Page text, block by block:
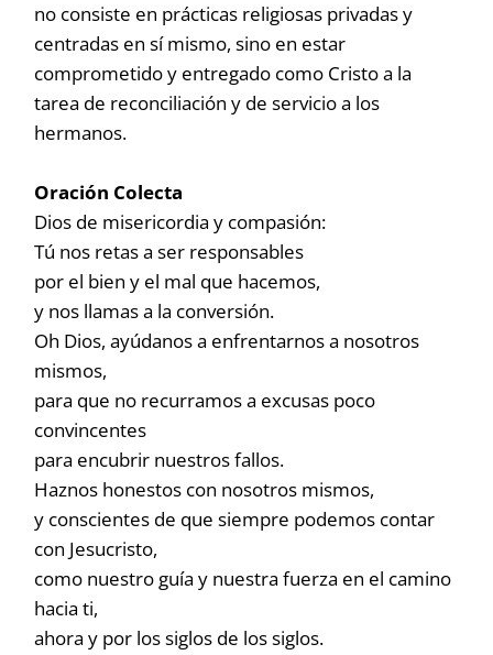
no consiste en prácticas religiosas privadas y
centradas en sí mismo, sino en estar
comprometido y entregado como Cristo a la
tarea de reconciliación y de servicio a los
hermanos.
Oración Colecta
Dios de misericordia y compasión:
Tú nos retas a ser responsables
por el bien y el mal que hacemos,
y nos llamas a la conversión.
Oh Dios, ayúdanos a enfrentarnos a nosotros
mismos,
para que no recurramos a excusas poco
convincentes
para encubrir nuestros fallos.
Haznos honestos con nosotros mismos,
y conscientes de que siempre podemos contar
con Jesucristo,
como nuestro guía y nuestra fuerza en el camino
hacia ti,
ahora y por los siglos de los siglos.